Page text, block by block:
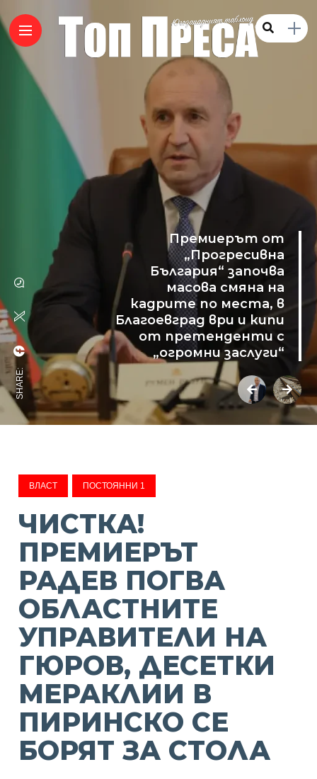
Премиерът от
„Прогресивна
България“ започва
масова смяна на
кадрите по места, в
Благоевград ври и кипи
от претенденти с
„огромни заслуги“
SHARE:
ВЛАСТ ПОСТОЯННИ 1
ЧИСТКА!
ПРЕМИЕРЪТ
РАДЕВ ПОГВА
ОБЛАСТНИТЕ
УПРАВИТЕЛИ НА
ГЮРОВ, ДЕСЕТКИ
МЕРАКЛИИ В
ПИРИНСКО СЕ
БОРЯТ ЗА СТОЛА